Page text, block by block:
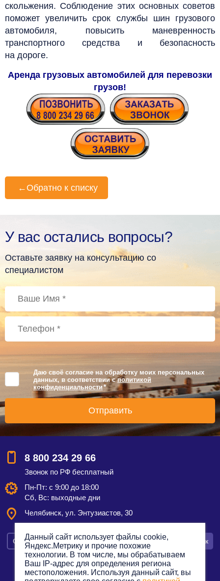
скольжения. Соблюдение этих основных советов
поможет увеличить срок службы шин грузового
автомобиля, повысить маневренность
транспортного средства и безопасность
на дороге.
Аренда грузовых автомобилей для перевозки
грузов!
← Обратно к списку
У вас остались вопросы?
Оставьте заявку на консультацию со
специалистом
Даю своё согласие на обработку моих персональных
данных, в соответствии сполитикой
конфиденциальности *
8 800 234 29 66
Звонок по РФ бесплатный
Пн-Пт: с 9:00 до 18:00
Сб, Вс: выходные дни
Челябинск, ул. Энтузиастов, 30
Смотреть на карте Оставить заявку Заказать звонок
Данный сайт использует файлы cookie,
Яндекс.Метрику и прочие похожие
технологии. В том числе, мы обрабатываем
Ваш IP-адрес для определения региона
местоположения. Используя данный сайт, вы